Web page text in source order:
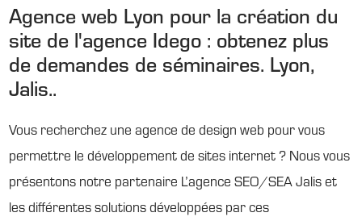
Agence web Lyon pour la création du
site de l'agence Idego : obtenez plus
de demandes de séminaires. Lyon,
Jalis..
Vous recherchez une agence de design web pour vous
permettre le développement de sites internet ? Nous vous
présentons notre partenaire L’agence SEO/SEA Jalis et
les différentes solutions développées par ces